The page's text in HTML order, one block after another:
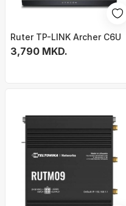
Ruter TP-LINK Archer C6U
3,790 MKD.